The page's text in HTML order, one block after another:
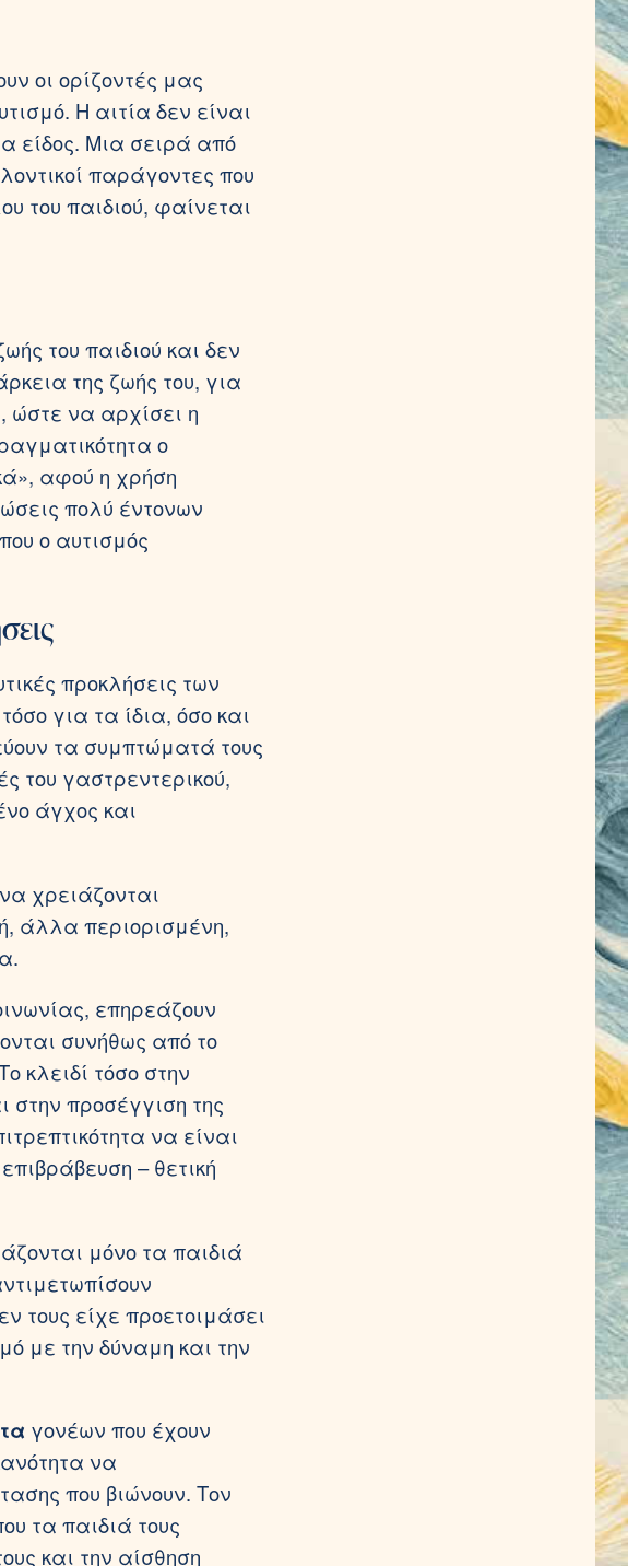
οι ορίζοντές μας
Η αιτία δεν είναι
είδος. Μια σειρά από
παράγοντες που
του παιδιού, φαίνεται
του παιδιού και δεν
της ζωής του, για
ώστε να αρχίσει η
ο
αφού η χρήση
πολύ έντονων
ο αυτισμός
προκλήσεις των
για τα ίδια, όσο και
τα συμπτώματά τους
του γαστρεντερικού,
άγχος και
χρειάζονται
άλλα περιορισμένη,
επηρεάζουν
συνήθως από το
κλειδί τόσο στην
στην προσέγγιση της
να είναι
– θετική
μόνο τα παιδιά
τους είχε προετοιμάσει
με την δύναμη και την
γονέων που έχουν
να
που βιώνουν. Τον
τα παιδιά τους
και την αίσθηση